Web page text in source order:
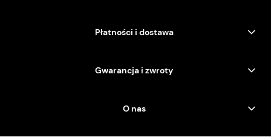
Płatności i dostawa
Gwarancja i zwroty
O nas